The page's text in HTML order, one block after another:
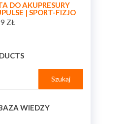
DO AKUPRESURY
| SPORT-FIZJO
ZŁ
WIEDZY